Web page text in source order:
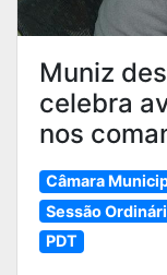
Muniz
celebra
nos
Câmara
Sessão
PDT